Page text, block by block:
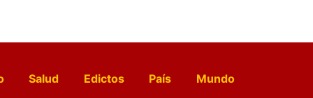
Salud Edictos País
Mundo